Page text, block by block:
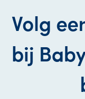
Volg
bij